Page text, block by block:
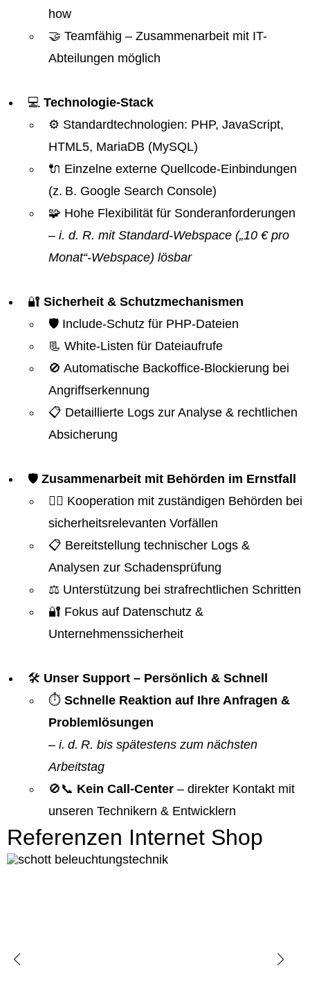
how
🤝 Teamfähig – Zusammenarbeit mit IT-
Abteilungen möglich
💻 Technologie-Stack
⚙️ Standardtechnologien: PHP, JavaScript,
HTML5, MariaDB (MySQL)
🔌 Einzelne externe Quellcode-Einbindungen
(z. B. Google Search Console)
🧩 Hohe Flexibilität für Sonderanforderungen
– i. d. R. mit Standard-Webspace („10 € pro
Monat“-Webspace) lösbar
🔐 Sicherheit & Schutzmechanismen
🛡️ Include-Schutz für PHP-Dateien
📃 White-Listen für Dateiaufrufe
🚫 Automatische Backoffice-Blockierung bei
Angriffserkennung
📋 Detaillierte Logs zur Analyse & rechtlichen
Absicherung
🛡️ Zusammenarbeit mit Behörden im Ernstfall
👮‍♂️ Kooperation mit zuständigen Behörden bei
sicherheitsrelevanten Vorfällen
📋 Bereitstellung technischer Logs &
Analysen zur Schadensprüfung
⚖️ Unterstützung bei strafrechtlichen Schritten
🔐 Fokus auf Datenschutz &
Unternehmenssicherheit
🛠️ Unser Support – Persönlich & Schnell
⏱️ Schnelle Reaktion auf Ihre Anfragen &
Problemlösungen
– i. d. R. bis spätestens zum nächsten
Arbeitstag
🚫📞 Kein Call-Center – direkter Kontakt mit
unseren Technikern & Entwicklern
Referenzen Internet Shop